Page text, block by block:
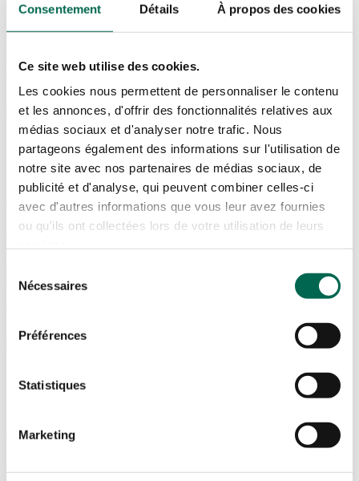
Consentement Détails À propos des cookies
Ce site web utilise des cookies.
Les cookies nous permettent de personnaliser le contenu
et les annonces, d'offrir des fonctionnalités relatives aux
médias sociaux et d'analyser notre trafic. Nous
partageons également des informations sur l'utilisation de
notre site avec nos partenaires de médias sociaux, de
publicité et d'analyse, qui peuvent combiner celles-ci
avec d'autres informations que vous leur avez fournies
ou qu'ils ont collectées lors de votre utilisation de leurs
Nécessaires
Préférences
Statistiques
Marketing
ADRESSE
23, AVENUE MILTON,
514.481.0451
SAINT-HUBERT
ADRESSE
QC J3Y 3X5
514.481.0451
SHERBROOKE